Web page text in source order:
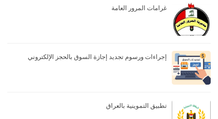
غرامات المرور العامة
إجراءات ورسوم تجديد إجازة السوق بالحجز الإلكتروني
تطبيق التموينية بالعراق